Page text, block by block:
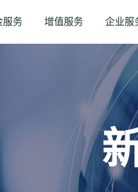
服务 增值服务 企业服